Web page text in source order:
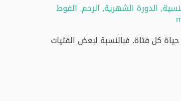
, الدورة الشهرية, الرحم, الفوط
كل فتاة. فبالنسبة لبعض الفتيات